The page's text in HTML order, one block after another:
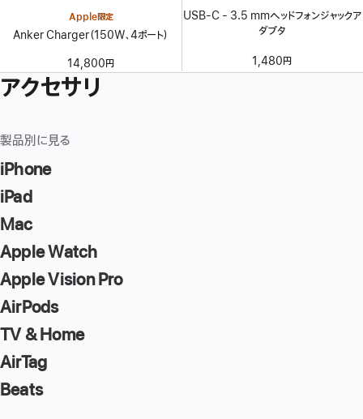
Apple限定
Anker Charger（150W、4ポート）
14,800円
USB-C - 3.5 mmヘッドフォンジャックア
ダプタ
1,480円
アクセサリ
製品別に見る
iPhone
iPad
Mac
Apple Watch
Apple Vision Pro
AirPods
TV & Home
AirTag
Beats